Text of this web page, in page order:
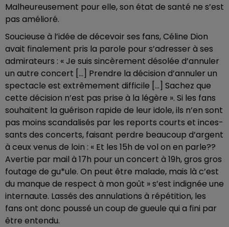
Malheu­reu­se­ment pour elle, son état de santé ne s’est
pas amélioré.
Soucieuse à l’idée de déce­voir ses fans, Céline Dion
avait fina­le­ment pris la parole pour s’adres­ser à ses
admi­ra­teurs : « Je suis sincè­re­ment déso­lée d’an­nu­ler
un autre concert […] Prendre la déci­sion d’an­nu­ler un
spec­tacle est extrê­me­ment diffi­cile […] Sachez que
cette déci­sion n’est pas prise à la légère ». Si les fans
souhaitent la guéri­son rapide de leur idole, ils n’en sont
pas moins scan­da­li­sés par les reports courts et inces­
sants des concerts, faisant perdre beau­coup d’argent
à ceux venus de loin : « Et les 15h de vol on en parle??
Aver­tie par mail à 17h pour un concert à 19h, gros gros
foutage de gu*ule. On peut être malade, mais là c’est
du manque de respect à mon goût » s’est indi­gnée une
inter­naute. Lassés des annu­la­tions à répé­ti­tion, les
fans ont donc poussé un coup de gueule qui a fini par
être entendu.